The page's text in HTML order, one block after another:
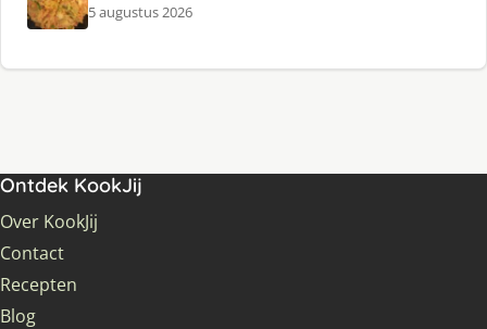
5 augustus 2026
Ontdek KookJij
Over KookJij
Contact
Recepten
Blog